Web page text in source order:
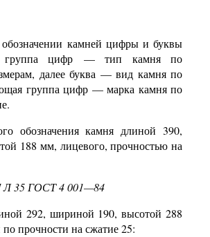
камней цифры и буквы
группа цифр —тип камня по
далее буква— вид камня по
группа цифр— марка камня по
обозначения камня длиной 390,
188 мм, лицевого, прочностью на
Л35ГОСТ4001—84
292, шириной 190, высотой 288
прочности на сжатие25: